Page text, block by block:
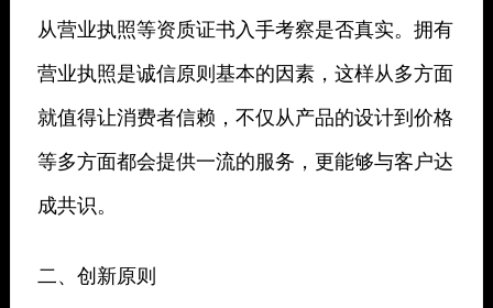
从营业执照等资质证书入手考察是否真实。拥有
营业执照是诚信原则基本的因素，这样从多方面
就值得让消费者信赖，不仅从产品的设计到价格
等多方面都会提供一流的服务，更能够与客户达
成共识。
二、创新原则